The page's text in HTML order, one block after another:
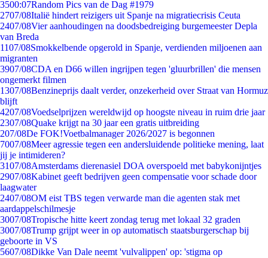
3500:07Random Pics van de Dag #1979
2707/08Italië hindert reizigers uit Spanje na migratiecrisis Ceuta
2407/08Vier aanhoudingen na doodsbedreiging burgemeester Depla
van Breda
1107/08Smokkelbende opgerold in Spanje, verdienden miljoenen aan
migranten
3907/08CDA en D66 willen ingrijpen tegen 'gluurbrillen' die mensen
ongemerkt filmen
1307/08Benzineprijs daalt verder, onzekerheid over Straat van Hormuz
blijft
4207/08Voedselprijzen wereldwijd op hoogste niveau in ruim drie jaar
2307/08Quake krijgt na 30 jaar een gratis uitbreiding
207/08De FOK!Voetbalmanager 2026/2027 is begonnen
7007/08Meer agressie tegen een andersluidende politieke mening, laat
jij je intimideren?
3107/08Amsterdams dierenasiel DOA overspoeld met babykonijntjes
2907/08Kabinet geeft bedrijven geen compensatie voor schade door
laagwater
2407/08OM eist TBS tegen verwarde man die agenten stak met
aardappelschilmesje
3007/08Tropische hitte keert zondag terug met lokaal 32 graden
3007/08Trump grijpt weer in op automatisch staatsburgerschap bij
geboorte in VS
5607/08Dikke Van Dale neemt 'vulvalippen' op: 'stigma op